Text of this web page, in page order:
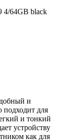
4/64GB black
и
для
и тонкий
устройству
как для